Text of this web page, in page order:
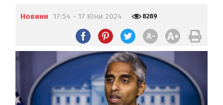
Новини 17:54 - 17 Юни 2024 8289